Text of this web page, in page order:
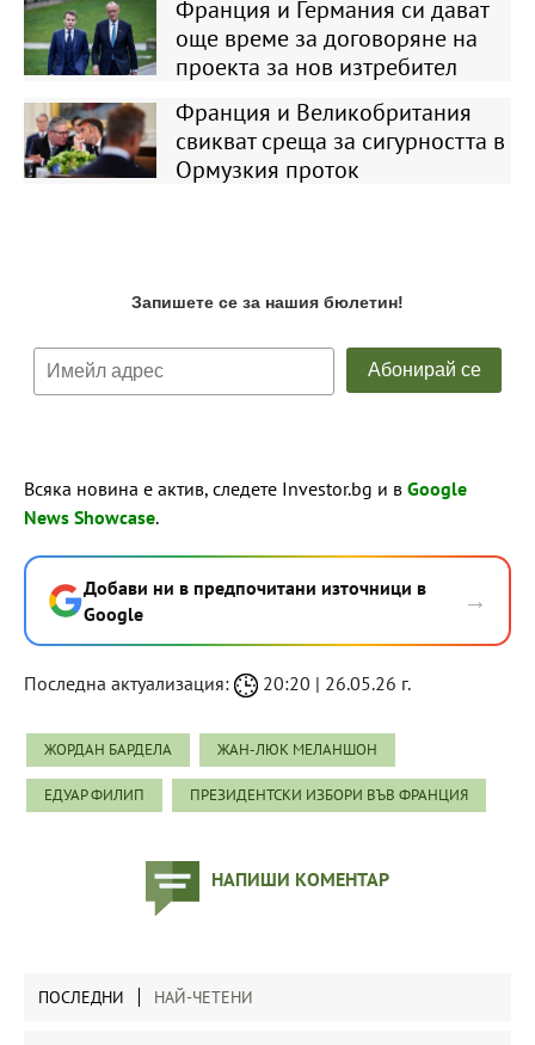
Франция и Германия си дават
още време за договоряне на
проекта за нов изтребител
Франция и Великобритания
свикват среща за сигурността в
Ормузкия проток
Всяка новина е актив, следете Investor.bg и в Google
News Showcase.
Добави ни в предпочитани източници в
Google
→
Последна актуализация: 20:20 | 26.05.26 г.
ЖОРДАН БАРДЕЛА ЖАН-ЛЮК МЕЛАНШОН
ЕДУАР ФИЛИП ПРЕЗИДЕНТСКИ ИЗБОРИ ВЪВ ФРАНЦИЯ
НАПИШИ КОМЕНТАР
ПОСЛЕДНИ НАЙ-ЧЕТЕНИ